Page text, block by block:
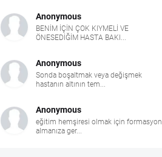
Anonymous
BENİM İÇİN ÇOK KIYMELİ VE
ÖNESEDİĞİM HASTA BAKI...
Anonymous
Sonda boşaltmak veya değişmek
hastanın altının tem...
Anonymous
eğitim hemşiresi olmak için formasyon
almanıza ger...